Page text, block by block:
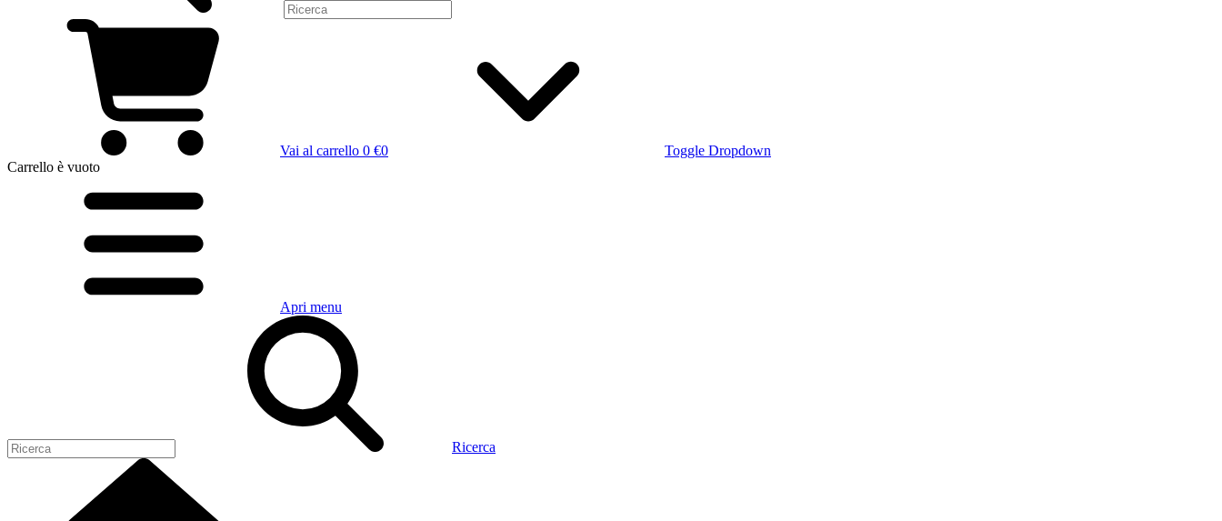
Vai al carrello 0 €0
Toggle Dropdown
Carrello è vuoto
Apri menu
Ricerca